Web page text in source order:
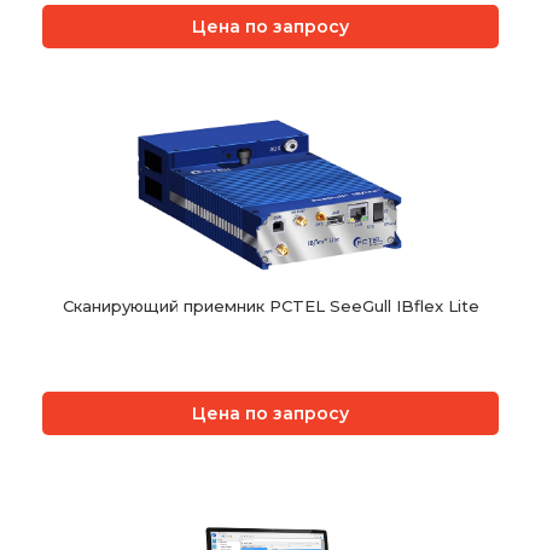
Цена по запросу
Сканирующий приемник PCTEL SeeGull IBflex Lite
Цена по запросу